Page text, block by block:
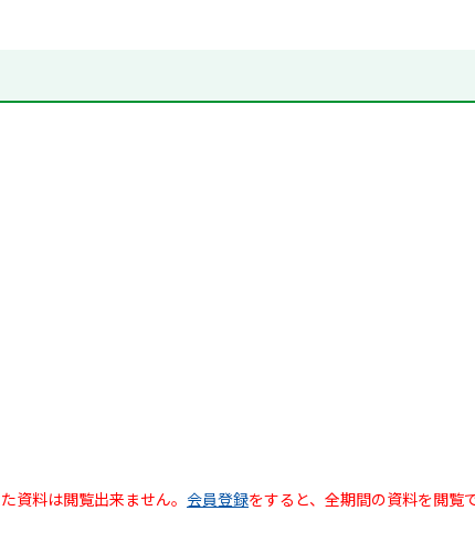
資料は閲覧出来ません。 会員登録をすると、全期間の資料を閲覧